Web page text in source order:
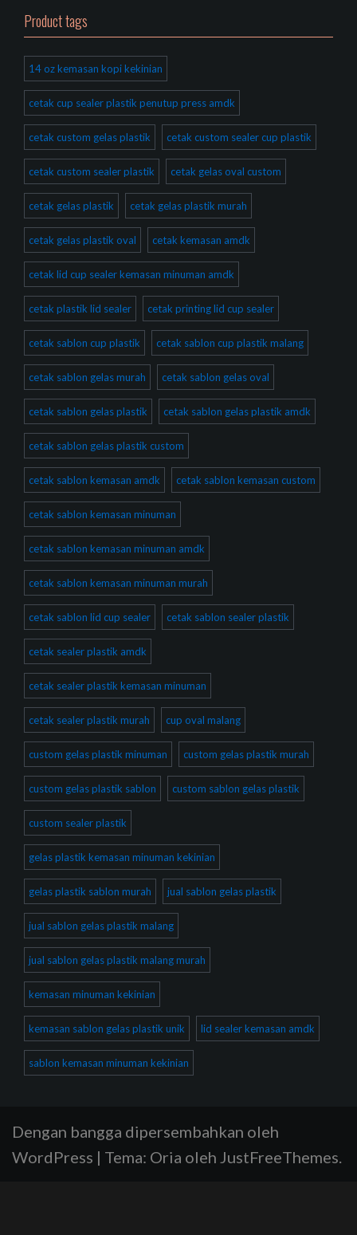
Product tags
14 oz kemasan kopi kekinian
cetak cup sealer plastik penutup press amdk
cetak custom gelas plastik cetak custom sealer cup plastik
cetak custom sealer plastik cetak gelas oval custom
cetak gelas plastik cetak gelas plastik murah
cetak gelas plastik oval cetak kemasan amdk
cetak lid cup sealer kemasan minuman amdk
cetak plastik lid sealer cetak printing lid cup sealer
cetak sablon cup plastik cetak sablon cup plastik malang
cetak sablon gelas murah cetak sablon gelas oval
cetak sablon gelas plastik cetak sablon gelas plastik amdk
cetak sablon gelas plastik custom
cetak sablon kemasan amdk cetak sablon kemasan custom
cetak sablon kemasan minuman
cetak sablon kemasan minuman amdk
cetak sablon kemasan minuman murah
cetak sablon lid cup sealer cetak sablon sealer plastik
cetak sealer plastik amdk
cetak sealer plastik kemasan minuman
cetak sealer plastik murah cup oval malang
custom gelas plastik minuman custom gelas plastik murah
custom gelas plastik sablon custom sablon gelas plastik
custom sealer plastik
gelas plastik kemasan minuman kekinian
gelas plastik sablon murah jual sablon gelas plastik
jual sablon gelas plastik malang
jual sablon gelas plastik malang murah
kemasan minuman kekinian
kemasan sablon gelas plastik unik lid sealer kemasan amdk
sablon kemasan minuman kekinian
Dengan bangga dipersembahkan oleh
WordPress | Tema: Oria oleh JustFreeThemes.